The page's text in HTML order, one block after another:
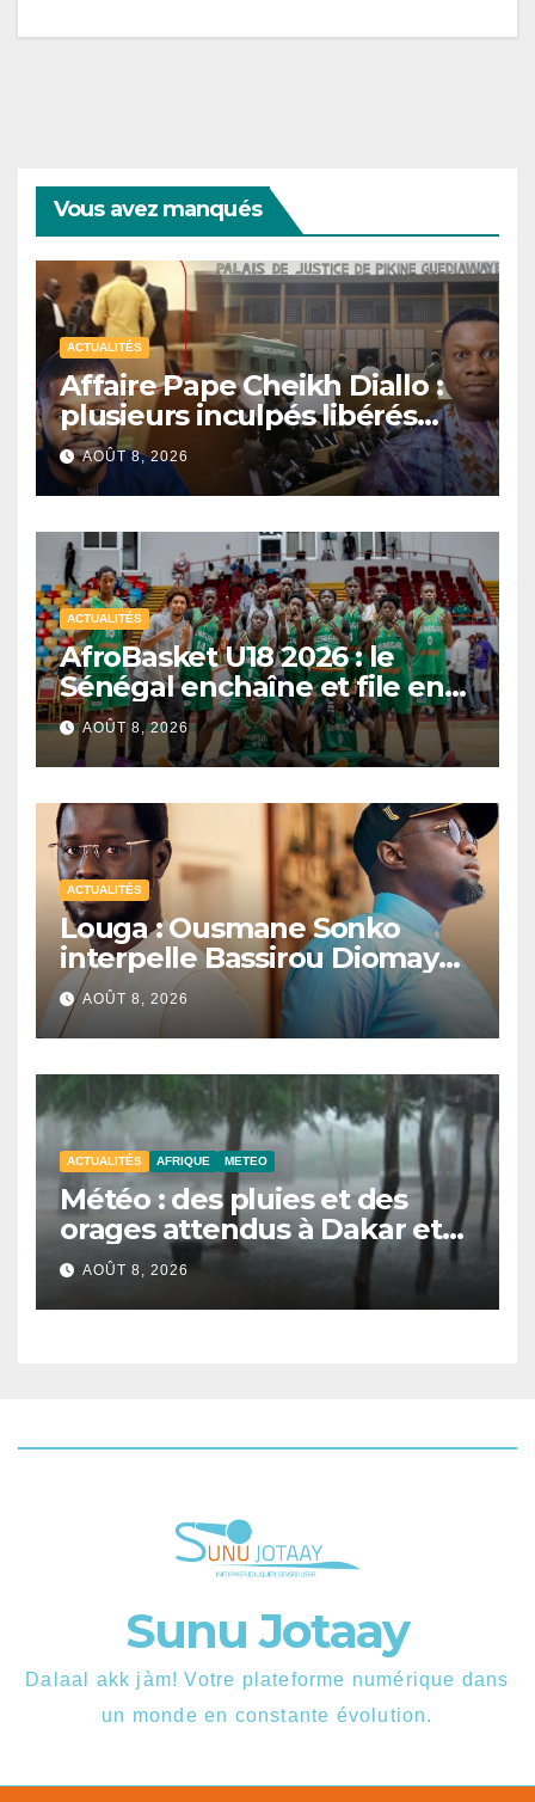
Vous avez manqués
ACTUALITÉS
Affaire Pape Cheikh Diallo :
plusieurs inculpés libérés
après un non-lieu partiel
AOÛT 8, 2026
ACTUALITÉS
AfroBasket U18 2026 : le
Sénégal enchaîne et file en
quarts de finale
AOÛT 8, 2026
ACTUALITÉS
Louga : Ousmane Sonko
interpelle Bassirou Diomaye
Faye sur la date des élections
locales
AOÛT 8, 2026
ACTUALITÉS AFRIQUE METEO
Météo : des pluies et des
orages attendus à Dakar et
dans plusieurs localités ce
samedi
AOÛT 8, 2026
Sunu Jotaay
Dalaal akk jàm! Votre plateforme numérique dans
un monde en constante évolution.